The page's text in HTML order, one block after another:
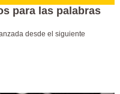
para las palabras
desde el siguiente